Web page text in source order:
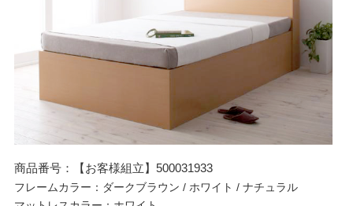
商品番号：【お客様組立】500031933
フレームカラー：ダークブラウン / ホワイト / ナチュラル